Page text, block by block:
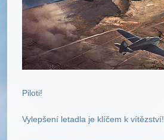
Piloti!
Vylepšení letadla je klíčem k vítězství!